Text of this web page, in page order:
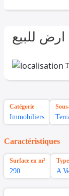
ارض للبيع
Catégorie
Immobiliers
Caractéristiques
Surface en m²
290 A